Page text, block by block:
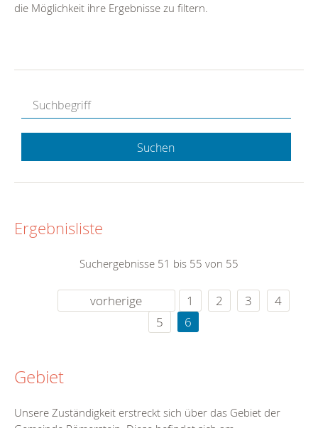
die Möglichkeit ihre Ergebnisse zu filtern.
Suchen
Ergebnisliste
Suchergebnisse 51 bis 55 von 55
vorherige 1 2 3
4
5
6
Gebiet
Unsere Zuständigkeit erstreckt sich über das Gebiet der